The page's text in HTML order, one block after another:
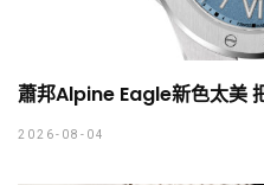
蕭邦Alpine Eagle新色太美
2026-08-04